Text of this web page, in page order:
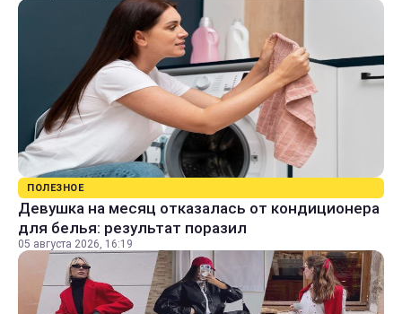
ПОЛЕЗНОЕ
Девушка на месяц отказалась от кондиционера
для белья: результат поразил
05 августа 2026, 16:19